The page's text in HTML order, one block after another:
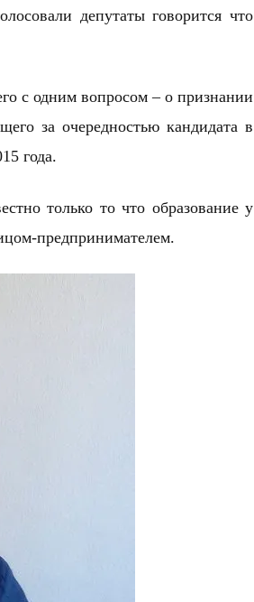
депутаты говорится что
с одним вопросом – о признании
за очередностью кандидата в
года.
только то что образование у
предпринимателем.